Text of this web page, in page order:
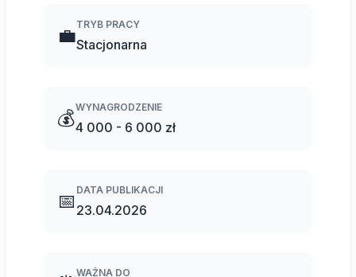
💼TRYB PRACY
Stacjonarna
💰WYNAGRODZENIE
4 000 - 6 000 zł
📅 DATA PUBLIKACJI
23.04.2026
WAŻNA DO